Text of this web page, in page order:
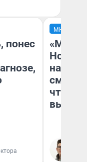
понес
МНЕНИЕ
«Мы
чтобы